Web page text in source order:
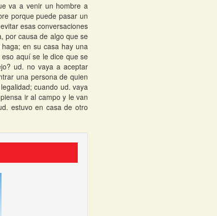
va a venir un hombre a
porque puede pasar un
esas conversaciones
por causa de algo que se
en su casa hay una
aquí se le dice que se
ud. no vaya a aceptar
una persona de quien
cuando ud. vaya
ir al campo y le van
estuvo en casa de otro